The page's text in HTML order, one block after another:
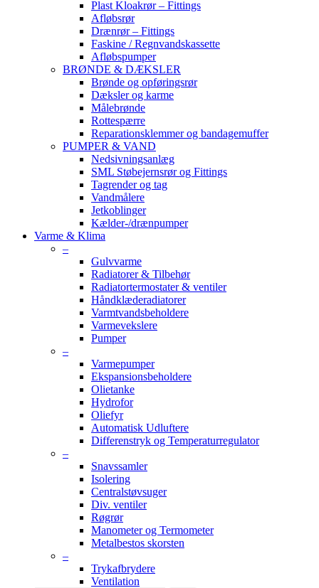
Plast Kloakrør – Fittings
Afløbsrør
Drænrør – Fittings
Faskine / Regnvandskassette
Afløbspumper
BRØNDE & DÆKSLER
Brønde og opføringsrør
Dæksler og karme
Målebrønde
Rottespærre
Reparationsklemmer og bandagemuffer
PUMPER & VAND
Nedsivningsanlæg
SML Støbejernsrør og Fittings
Tagrender og tag
Vandmålere
Jetkoblinger
Kælder-/drænpumper
Varme & Klima
–
Gulvvarme
Radiatorer & Tilbehør
Radiatortermostater & ventiler
Håndklæderadiatorer
Varmtvandsbeholdere
Varmevekslere
Pumper
–
Varmepumper
Ekspansionsbeholdere
Olietanke
Hydrofor
Oliefyr
Automatisk Udluftere
Differenstryk og Temperaturregulator
–
Snavssamler
Isolering
Centralstøvsuger
Div. ventiler
Røgrør
Manometer og Termometer
Metalbestos skorsten
–
Trykafbrydere
Ventilation